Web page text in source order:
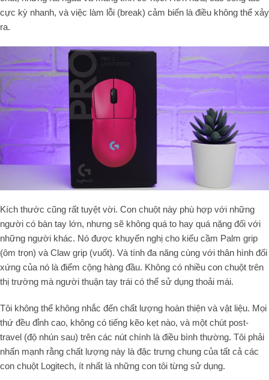
cực kỳ nhanh, và việc làm lỗi (break) cảm biến là điều không thể xảy
ra.
Kích thước cũng rất tuyệt vời. Con chuột này phù hợp với những
người có bàn tay lớn, nhưng sẽ không quá to hay quá nặng đối với
những người khác. Nó được khuyến nghị cho kiểu cầm Palm grip
(ôm trọn) và Claw grip (vuốt). Và tính đa năng cùng với thân hình đối
xứng của nó là điểm cộng hàng đầu. Không có nhiều con chuột trên
thị trường mà người thuận tay trái có thể sử dụng thoải mái.
Tôi không thể không nhắc đến chất lượng hoàn thiện và vật liệu. Mọi
thứ đều đỉnh cao, không có tiếng kẽo kẹt nào, và một chút post-
travel (độ nhún sau) trên các nút chính là điều bình thường. Tôi phải
nhấn mạnh rằng chất lượng này là đặc trưng chung của tất cả các
con chuột Logitech, ít nhất là những con tôi từng sử dụng.